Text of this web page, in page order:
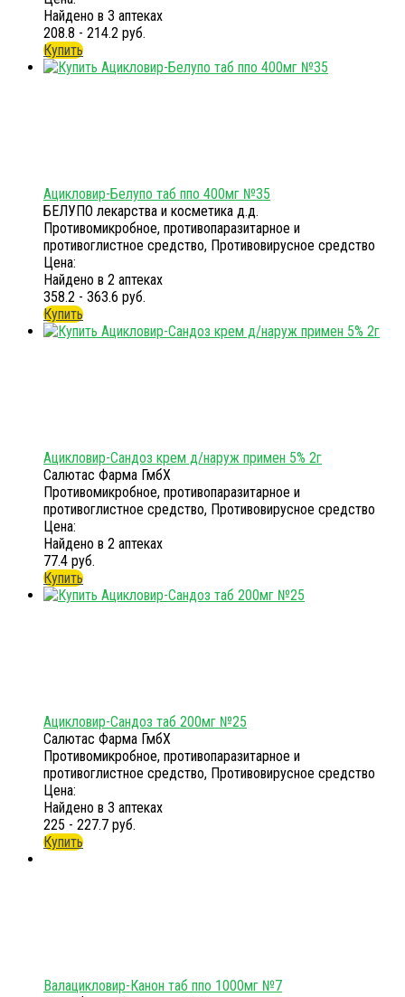
Найдено в 3 аптеках
208.8 - 214.2 руб.
Купить
Ацикловир-Белупо таб ппо 400мг №35
БЕЛУПО лекарства и косметика д.д.
Противомикробное, противопаразитарное и
противоглистное средство, Противовирусное средство
Цена:
Найдено в 2 аптеках
358.2 - 363.6 руб.
Купить
Ацикловир-Сандоз крем д/наруж примен 5% 2г
Салютас Фарма ГмбХ
Противомикробное, противопаразитарное и
противоглистное средство, Противовирусное средство
Цена:
Найдено в 2 аптеках
77.4 руб.
Купить
Ацикловир-Сандоз таб 200мг №25
Салютас Фарма ГмбХ
Противомикробное, противопаразитарное и
противоглистное средство, Противовирусное средство
Цена:
Найдено в 3 аптеках
225 - 227.7 руб.
Купить
Валацикловир-Канон таб ппо 1000мг №7